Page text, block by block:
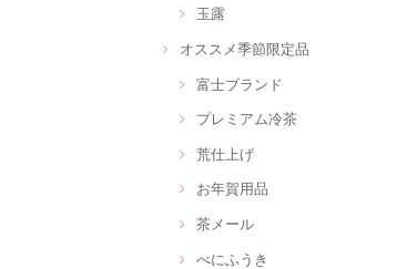
玉露
オススメ季節限定品
富士ブランド
プレミアム冷茶
荒仕上げ
お年賀用品
茶メール
べにふうき